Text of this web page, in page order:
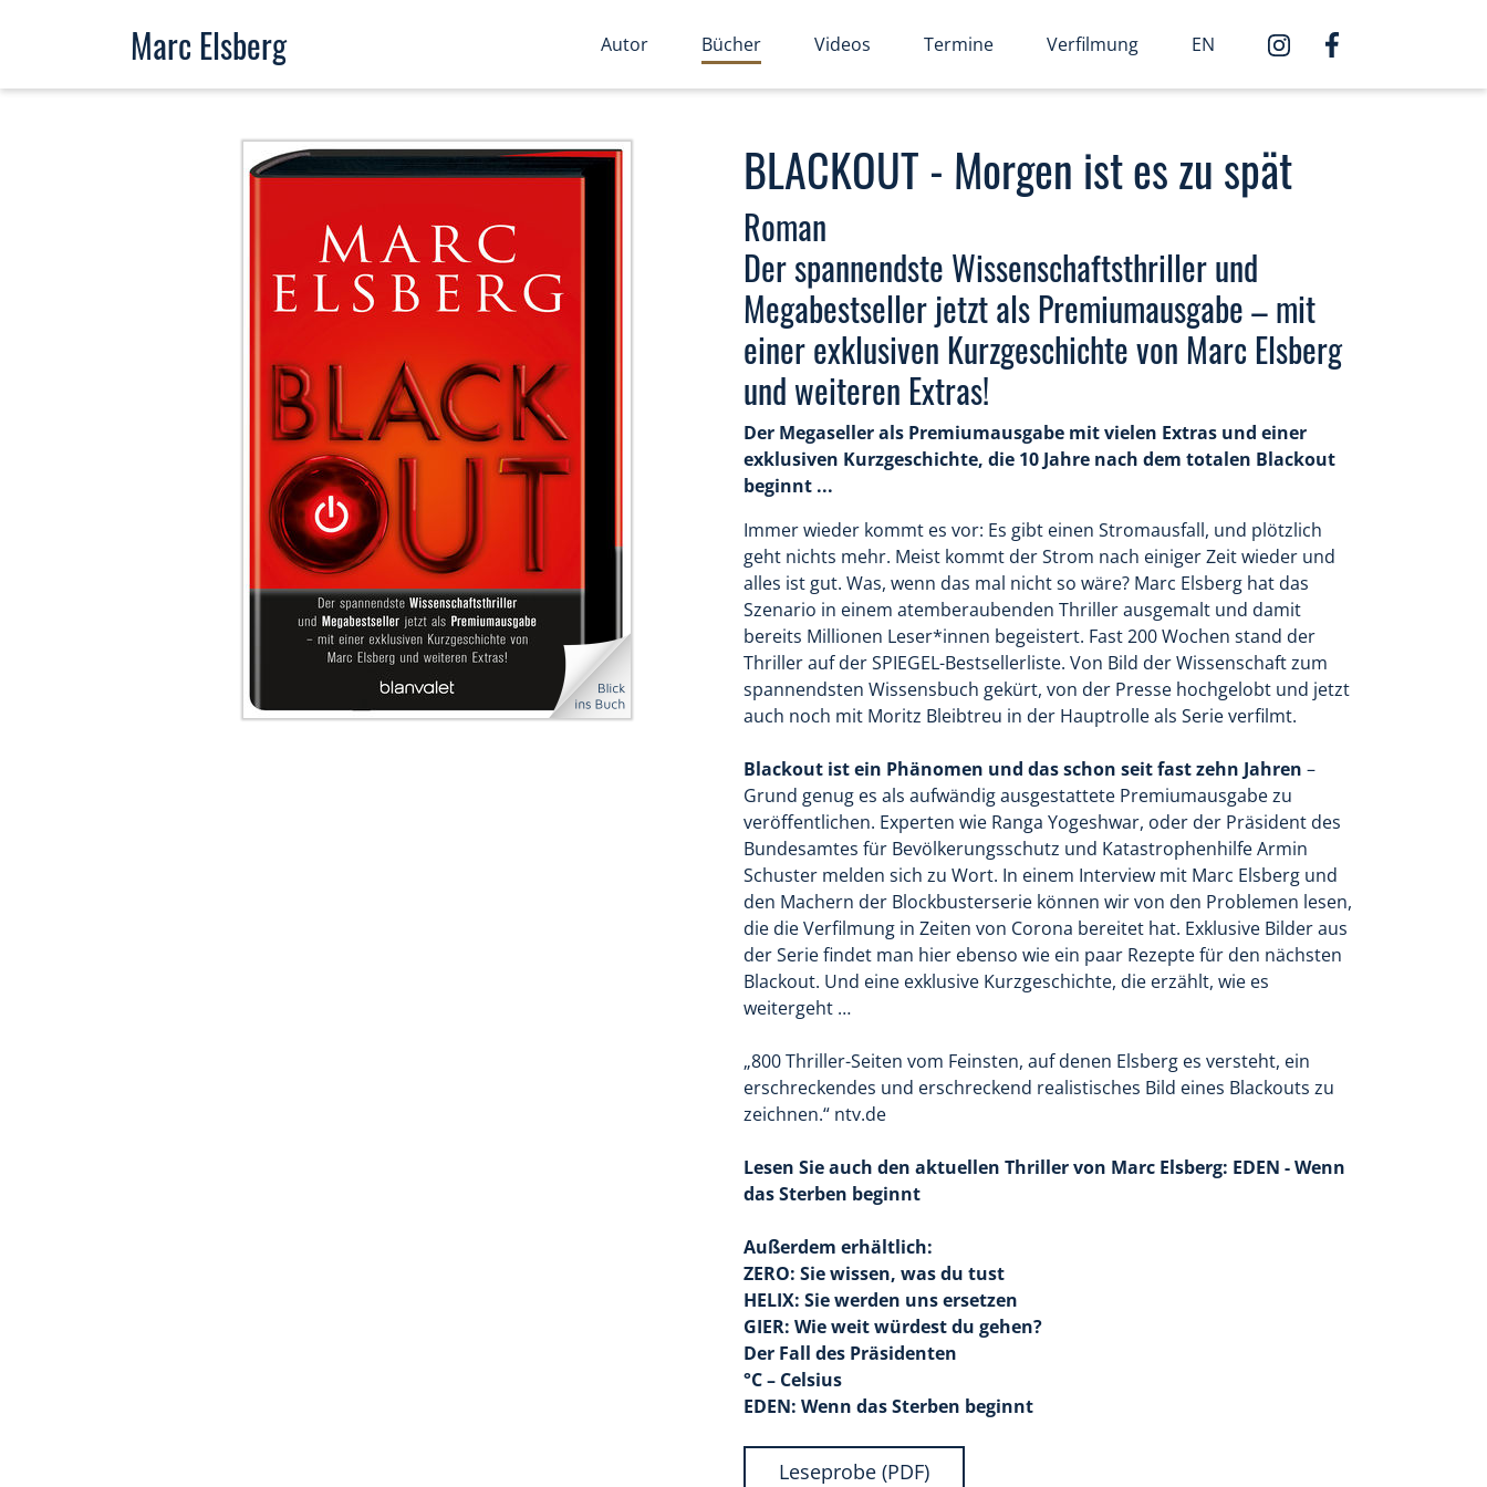
Marc Elsberg Autor Bücher Videos Termine Verfilmung EN
BLACKOUT - Morgen ist es zu spät
Roman
Der spannendste Wissenschaftsthriller und
Megabestseller jetzt als Premiumausgabe – mit
einer exklusiven Kurzgeschichte von Marc Elsberg
und weiteren Extras!
Der Megaseller als Premiumausgabe mit vielen Extras und einer
exklusiven Kurzgeschichte, die 10 Jahre nach dem totalen Blackout
beginnt ...
Immer wieder kommt es vor: Es gibt einen Stromausfall, und plötzlich
geht nichts mehr. Meist kommt der Strom nach einiger Zeit wieder und
alles ist gut. Was, wenn das mal nicht so wäre? Marc Elsberg hat das
Szenario in einem atemberaubenden Thriller ausgemalt und damit
bereits Millionen Leser*innen begeistert. Fast 200 Wochen stand der
Thriller auf der SPIEGEL-Bestsellerliste. Von Bild der Wissenschaft zum
spannendsten Wissensbuch gekürt, von der Presse hochgelobt und jetzt
auch noch mit Moritz Bleibtreu in der Hauptrolle als Serie verfilmt.
Blackout ist ein Phänomen und das schon seit fast zehn Jahren –
Grund genug es als aufwändig ausgestattete Premiumausgabe zu
veröffentlichen. Experten wie Ranga Yogeshwar, oder der Präsident des
Bundesamtes für Bevölkerungsschutz und Katastrophenhilfe Armin
Schuster melden sich zu Wort. In einem Interview mit Marc Elsberg und
den Machern der Blockbusterserie können wir von den Problemen lesen,
die die Verfilmung in Zeiten von Corona bereitet hat. Exklusive Bilder aus
der Serie findet man hier ebenso wie ein paar Rezepte für den nächsten
Blackout. Und eine exklusive Kurzgeschichte, die erzählt, wie es
weitergeht …
„800 Thriller-Seiten vom Feinsten, auf denen Elsberg es versteht, ein
erschreckendes und erschreckend realistisches Bild eines Blackouts zu
zeichnen.“ ntv.de
Lesen Sie auch den aktuellen Thriller von Marc Elsberg: EDEN - Wenn
das Sterben beginnt
Außerdem erhältlich:
ZERO: Sie wissen, was du tust
HELIX: Sie werden uns ersetzen
GIER: Wie weit würdest du gehen?
Der Fall des Präsidenten
°C – Celsius
EDEN: Wenn das Sterben beginnt
Leseprobe (PDF)